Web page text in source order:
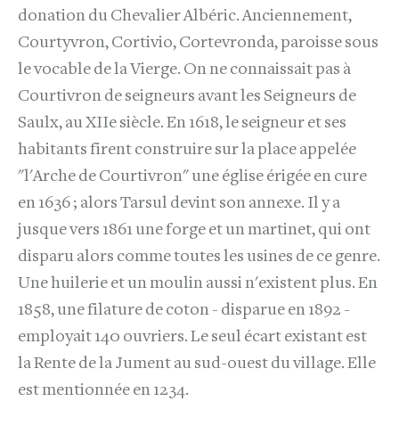
donation du Chevalier Albéric. Anciennement,
Courtyvron, Cortivio, Cortevronda, paroisse sous
le vocable de la Vierge. On ne connaissait pas à
Courtivron de seigneurs avant les Seigneurs de
Saulx, au XIIe siècle. En 1618, le seigneur et ses
habitants firent construire sur la place appelée
"l'Arche de Courtivron" une église érigée en cure
en 1636 ; alors Tarsul devint son annexe. Il y a
jusque vers 1861 une forge et un martinet, qui ont
disparu alors comme toutes les usines de ce genre.
Une huilerie et un moulin aussi n'existent plus. En
1858, une filature de coton - disparue en 1892 -
employait 140 ouvriers. Le seul écart existant est
la Rente de la Jument au sud-ouest du village. Elle
est mentionnée en 1234.